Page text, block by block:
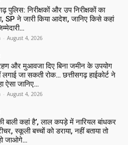
पुलिस: निरीक्षकों और उप निरीक्षकों का
SP ने जारी किया आदेश, जानिए किसे कहां
- August 4, 2026
और मुआवजा दिए बिना जमीन के उपयोग
लगाई जा सकती रोक… छत्तीसगढ़ हाईकोर्ट ने
ऐसा जानिए…
- August 4, 2026
बाली कहां है’, लाल कपड़े में नारियल बांधकर
स्कूली बच्चों को डराया, नहीं बताया तो
जाओगे…